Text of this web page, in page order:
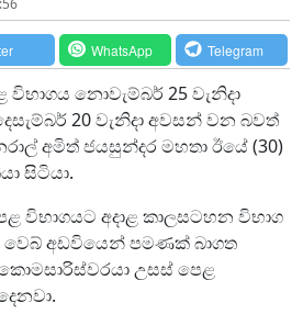
WhatsApp Telegram
නොවැම්බර් 25 වැනිදා
20 වැනිදා අවසන් වන බවත්
අමිත් ජයසුන්දර මහතා ඊයේ (30)
සිටියා.
විභාගයට අදාළ කාලසටහන විභාග
වෙබ් අඩවියෙන් පමණක් බාගත
උසස් පෙළ